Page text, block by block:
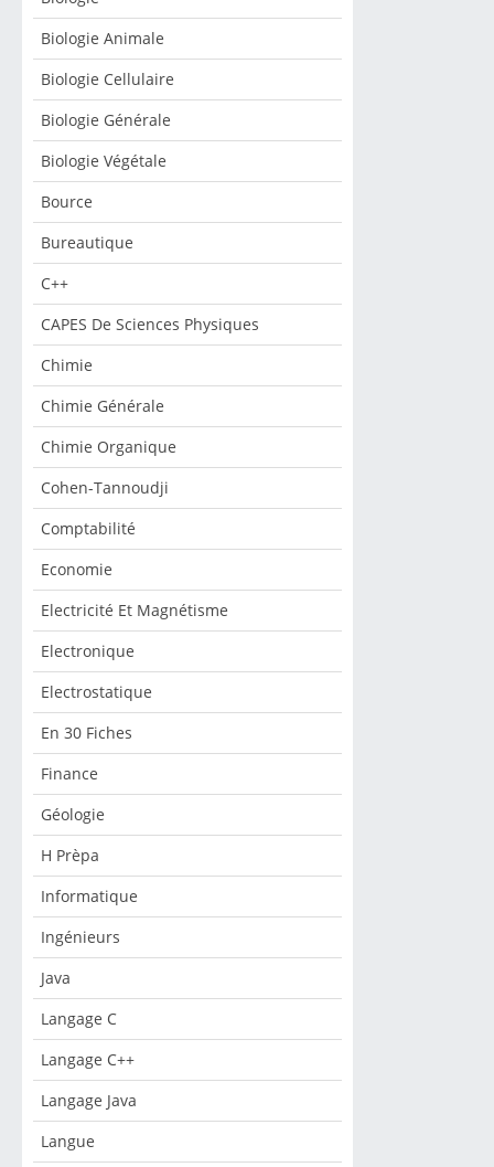
Biologie Animale
Biologie Cellulaire
Biologie Générale
Biologie Végétale
Bource
Bureautique
C++
CAPES De Sciences Physiques
Chimie
Chimie Générale
Chimie Organique
Cohen-Tannoudji
Comptabilité
Economie
Electricité Et Magnétisme
Electronique
Electrostatique
En 30 Fiches
Finance
Géologie
H Prèpa
Informatique
Ingénieurs
Java
Langage C
Langage C++
Langage Java
Langue